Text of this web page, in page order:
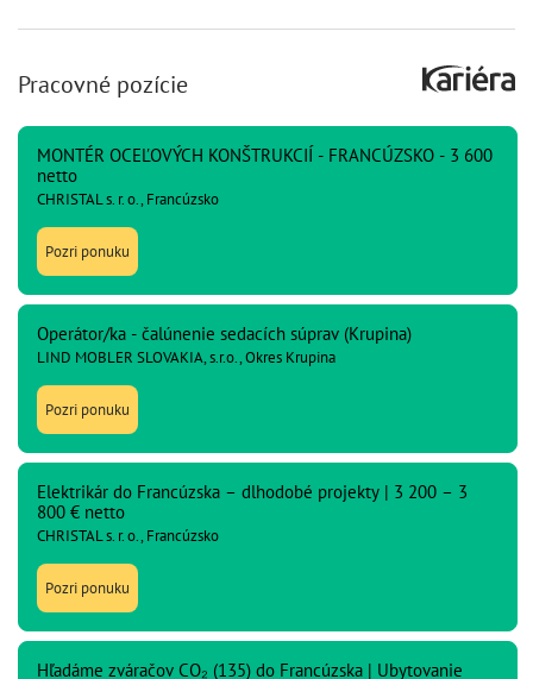
Pracovné pozície
MONTÉR OCEĽOVÝCH KONŠTRUKCIÍ - FRANCÚZSKO - 3 600
netto
CHRISTAL s. r. o., Francúzsko
Pozri ponuku
Operátor/ka - čalúnenie sedacích súprav (Krupina)
LIND MOBLER SLOVAKIA, s.r.o., Okres Krupina
Pozri ponuku
Elektrikár do Francúzska – dlhodobé projekty | 3 200 – 3
800 € netto
CHRISTAL s. r. o., Francúzsko
Pozri ponuku
Hľadáme zváračov CO₂ (135) do Francúzska | Ubytovanie